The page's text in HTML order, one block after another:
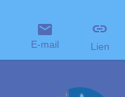
E-mail Lien